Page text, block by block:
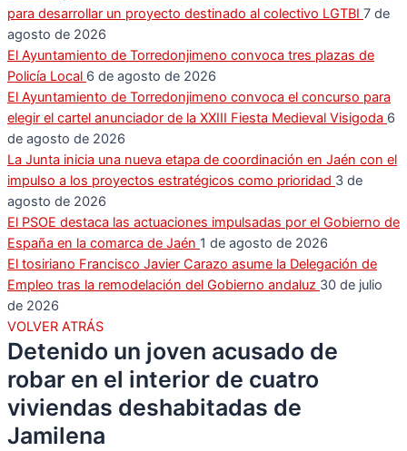
para desarrollar un proyecto destinado al colectivo LGTBI 7 de
agosto de 2026
El Ayuntamiento de Torredonjimeno convoca tres plazas de
Policía Local 6 de agosto de 2026
El Ayuntamiento de Torredonjimeno convoca el concurso para
elegir el cartel anunciador de la XXIII Fiesta Medieval Visigoda 6
de agosto de 2026
La Junta inicia una nueva etapa de coordinación en Jaén con el
impulso a los proyectos estratégicos como prioridad 3 de
agosto de 2026
El PSOE destaca las actuaciones impulsadas por el Gobierno de
España en la comarca de Jaén 1 de agosto de 2026
El tosiriano Francisco Javier Carazo asume la Delegación de
Empleo tras la remodelación del Gobierno andaluz 30 de julio
de 2026
VOLVER ATRÁS
Detenido un joven acusado de
robar en el interior de cuatro
viviendas deshabitadas de
Jamilena